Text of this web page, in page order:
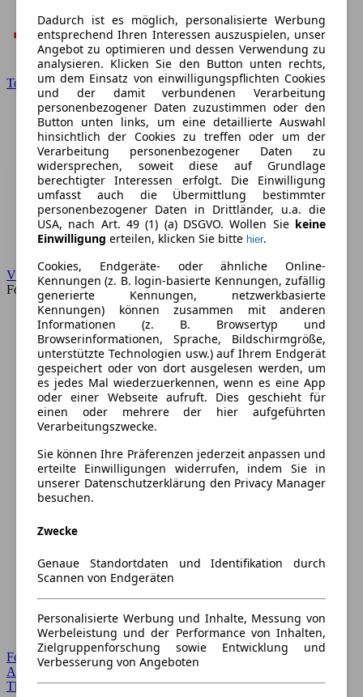
Toyota
VW
Forum
Forum Startseite
Alle Auto-Foren
Themen-Forum
Dadurch ist es möglich, personalisierte Werbung
entsprechend Ihren Interessen auszuspielen, unser
Angebot zu optimieren und dessen Verwendung zu
analysieren. Klicken Sie den Button unten rechts,
um dem Einsatz von einwilligungspflichten Cookies
und der damit verbundenen Verarbeitung
personenbezogener Daten zuzustimmen oder den
Button unten links, um eine detaillierte Auswahl
hinsichtlich der Cookies zu treffen oder um der
Verarbeitung personenbezogener Daten zu
widersprechen, soweit diese auf Grundlage
berechtigter Interessen erfolgt. Die Einwilligung
umfasst auch die Übermittlung bestimmter
personenbezogener Daten in Drittländer, u.a. die
USA, nach Art. 49 (1) (a) DSGVO. Wollen Sie keine
Einwilligung erteilen, klicken Sie bitte hier.
Cookies, Endgeräte- oder ähnliche Online-
Kennungen (z. B. login-basierte Kennungen, zufällig
generierte Kennungen, netzwerkbasierte
Kennungen) können zusammen mit anderen
Informationen (z. B. Browsertyp und
Browserinformationen, Sprache, Bildschirmgröße,
unterstützte Technologien usw.) auf Ihrem Endgerät
gespeichert oder von dort ausgelesen werden, um
es jedes Mal wiederzuerkennen, wenn es eine App
oder einer Webseite aufruft. Dies geschieht für
einen oder mehrere der hier aufgeführten
Verarbeitungszwecke.
Sie können Ihre Präferenzen jederzeit anpassen und
erteilte Einwilligungen widerrufen, indem Sie in
unserer Datenschutzerklärung den Privacy Manager
besuchen.
Zwecke
Genaue Standortdaten und Identifikation durch
Scannen von Endgeräten
Personalisierte Werbung und Inhalte, Messung von
Werbeleistung und der Performance von Inhalten,
Zielgruppenforschung sowie Entwicklung und
Verbesserung von Angeboten